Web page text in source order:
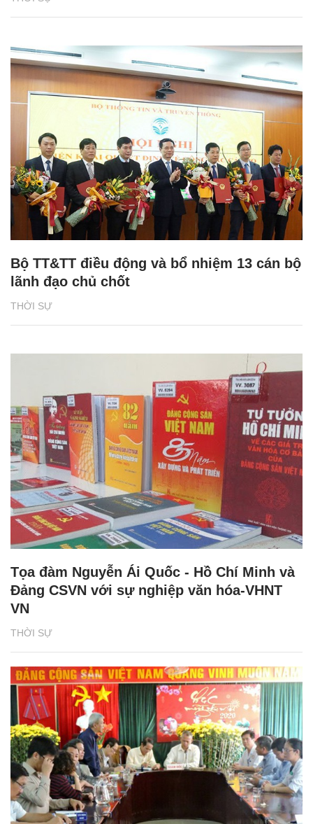
THỜI SỰ
Bộ TT&TT điều động và bổ nhiệm 13 cán bộ
lãnh đạo chủ chốt
THỜI SỰ
Tọa đàm Nguyễn Ái Quốc - Hồ Chí Minh và
Đảng CSVN với sự nghiệp văn hóa-VHNT
VN